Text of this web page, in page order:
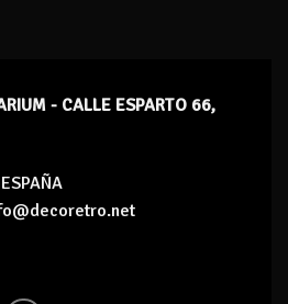
- CALLE ESPARTO 66,